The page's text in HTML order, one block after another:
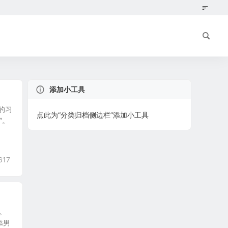
习
男
添加小工具
点此为“分类归档侧边栏”添加小工具